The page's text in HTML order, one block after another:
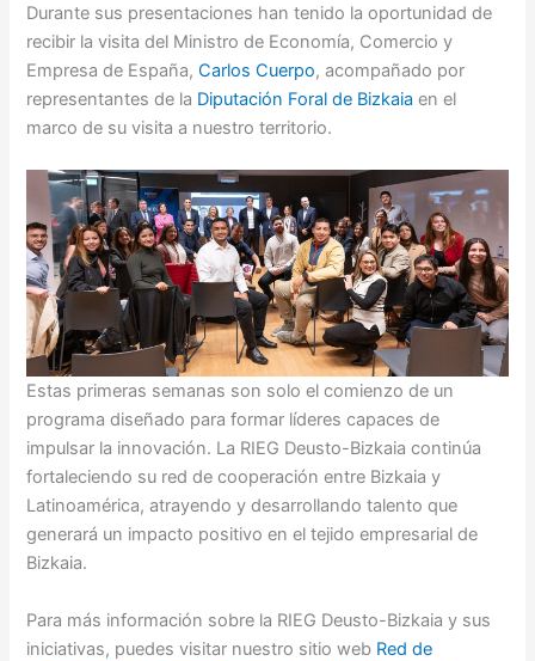
Durante sus presentaciones han tenido la oportunidad de
recibir la visita del Ministro de Economía, Comercio y
Empresa de España,Carlos Cuerpo, acompañado por
representantes de la Diputación Foral de Bizkaia en el
marco de su visita a nuestro territorio.
Estas primeras semanas son solo el comienzo de un
programa diseñado para formar líderes capaces de
impulsar la innovación. La RIEG Deusto-Bizkaia continúa
fortaleciendo su red de cooperación entre Bizkaia y
Latinoamérica, atrayendo y desarrollando talento que
generará un impacto positivo en el tejido empresarial de
Bizkaia.
Para más información sobre la RIEG Deusto-Bizkaia y sus
iniciativas, puedes visitar nuestro sitio web Red de